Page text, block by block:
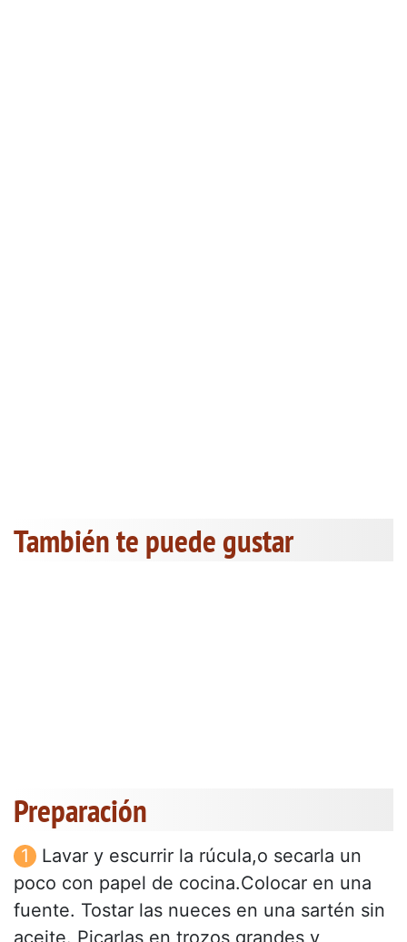
También te puede gustar
Preparación
Lavar y escurrir la rúcula,o secarla un
poco con papel de cocina.Colocar en una
fuente. Tostar las nueces en una sartén sin